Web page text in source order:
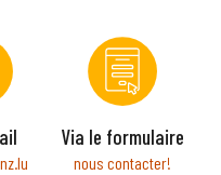
Via le formulaire
nous contacter!